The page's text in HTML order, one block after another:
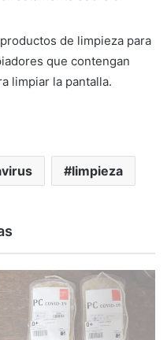
de limpieza para
que contengan
limpiar la pantalla.
limpieza